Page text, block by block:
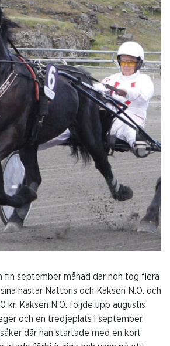
fin september månad där hon tog flera
hästar Nattbris och Kaksen N.O. och
kr. Kaksen N.O. följde upp augustis
och en tredjeplats i september.
där han startade med en kort